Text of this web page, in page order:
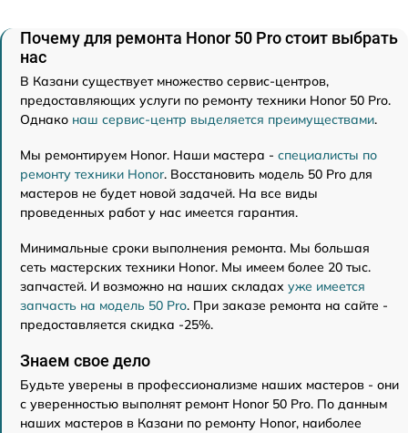
Почему для ремонта Honor 50 Pro стоит выбрать
нас
В Казани существует множество сервис-центров,
предоставляющих услуги по ремонту техники Honor 50 Pro.
Однако наш сервис-центр выделяется преимуществами.
Мы ремонтируем Honor. Наши мастера - специалисты по
ремонту техники Honor. Восстановить модель 50 Pro для
мастеров не будет новой задачей. На все виды
проведенных работ у нас имеется гарантия.
Минимальные сроки выполнения ремонта. Мы большая
сеть мастерских техники Honor. Мы имеем более 20 тыс.
запчастей. И возможно на наших складах уже имеется
запчасть на модель 50 Pro. При заказе ремонта на сайте -
предоставляется скидка -25%.
Знаем свое дело
Будьте уверены в профессионализме наших мастеров - они
с уверенностью выполнят ремонт Honor 50 Pro. По данным
наших мастеров в Казани по ремонту Honor, наиболее